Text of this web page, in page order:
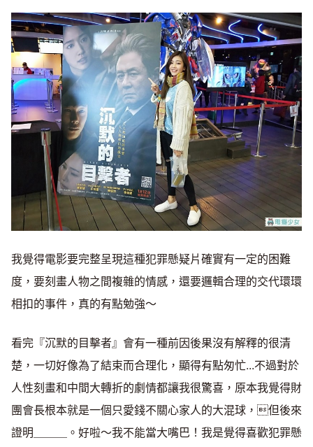
我覺得電影要完整呈現這種犯罪懸疑片確實有一定的困難
度，要刻畫人物之間複雜的情感，還要邏輯合理的交代環環
相扣的事件，真的有點勉強～
看完『沉默的目擊者』會有一種前因後果沒有解釋的很清
楚，一切好像為了結束而合理化，顯得有點匆忙...不過對於
人性刻畫和中間大轉折的劇情都讓我很驚喜，原本我覺得財
團會長根本就是一個只愛錢不關心家人的大混球，但後來
證明＿＿＿。好啦～我不能當大嘴巴！我是覺得喜歡犯罪懸